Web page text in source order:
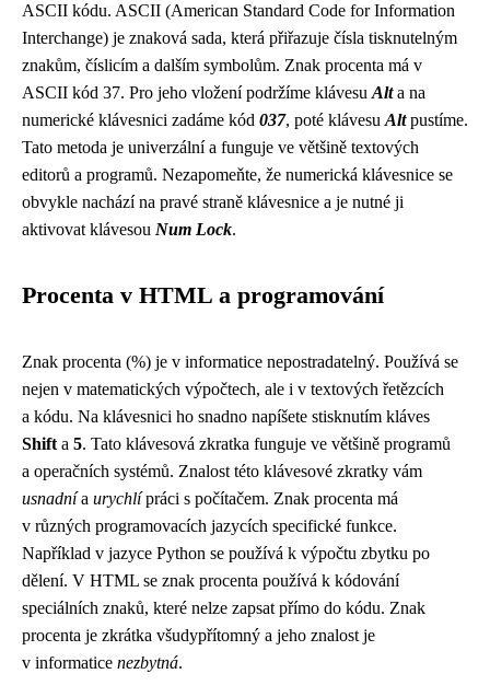
ASCII kódu. ASCII (American Standard Code for Information
Interchange) je znaková sada, která přiřazuje čísla tisknutelným
znakům, číslicím a dalším symbolům. Znak procenta má v
ASCII kód 37. Pro jeho vložení podržíme klávesu Alta na
numerické klávesnici zadáme kód 037, poté klávesu Altpustíme.
Tato metoda je univerzální a funguje ve většině textových
editorů a programů. Nezapomeňte, že numerická klávesnice se
obvykle nachází na pravé straně klávesnice a je nutné ji
aktivovat klávesou Num Lock.
Procenta v HTML a programování
Znak procenta (%) je v informatice nepostradatelný. Používá se
nejen v matematických výpočtech, ale i v textových řetězcích
a kódu. Na klávesnici ho snadno napíšete stisknutím kláves
Shift a 5. Tato klávesová zkratka funguje ve většině programů
a operačních systémů. Znalost této klávesové zkratky vám
usnadnía urychlípráci s počítačem. Znak procenta má
v různých programovacích jazycích specifické funkce.
Například v jazyce Python se používá k výpočtu zbytku po
dělení. V HTML se znak procenta používá k kódování
speciálních znaků, které nelze zapsat přímo do kódu. Znak
procenta je zkrátka všudypřítomný a jeho znalost je
v informatice nezbytná.